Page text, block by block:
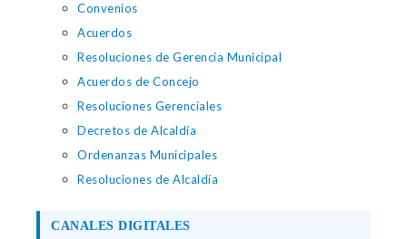
Convenios
Acuerdos
Resoluciones de Gerencia Municipal
Acuerdos de Concejo
Resoluciones Gerenciales
Decretos de Alcaldía
Ordenanzas Municipales
Resoluciones de Alcaldía
CANALES DIGITALES